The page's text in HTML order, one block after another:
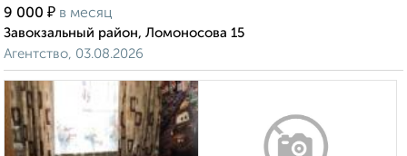
9 000 ₽ в месяц
Завокзальный район, Ломоносова 15
Агентство, 03.08.2026